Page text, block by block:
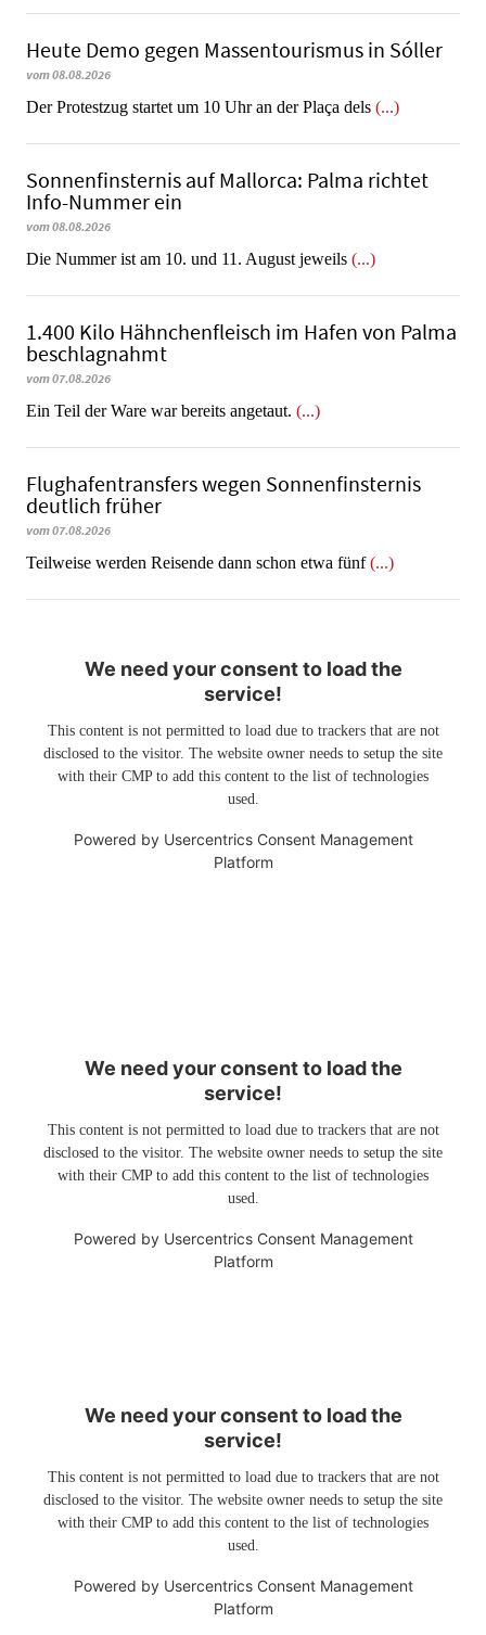
Heute Demo gegen Massentourismus in Sóller
vom 08.08.2026
Der Protestzug startet um 10 Uhr an der Plaça dels (...)
Sonnenfinsternis auf Mallorca: Palma richtet
Info-Nummer ein
vom 08.08.2026
Die Nummer ist am 10. und 11. August jeweils (...)
1.400 Kilo Hähnchenfleisch im Hafen von Palma
beschlagnahmt
vom 07.08.2026
​​​​​​​Ein Teil der Ware war bereits angetaut. (...)
Flughafentransfers wegen Sonnenfinsternis
deutlich früher
vom 07.08.2026
Teilweise werden Reisende dann schon etwa fünf(...)
We need your consent to load the
service!
This content is not permitted to load due to trackers that are not
disclosed to the visitor. The website owner needs to setup the site
with their CMP to add this content to the list of technologies
used.
Powered by Usercentrics Consent Management
Platform
We need your consent to load the
service!
This content is not permitted to load due to trackers that are not
disclosed to the visitor. The website owner needs to setup the site
with their CMP to add this content to the list of technologies
used.
Powered by Usercentrics Consent Management
Platform
We need your consent to load the
service!
This content is not permitted to load due to trackers that are not
disclosed to the visitor. The website owner needs to setup the site
with their CMP to add this content to the list of technologies
used.
Powered by Usercentrics Consent Management
Platform